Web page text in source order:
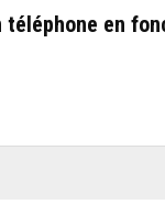
téléphone en